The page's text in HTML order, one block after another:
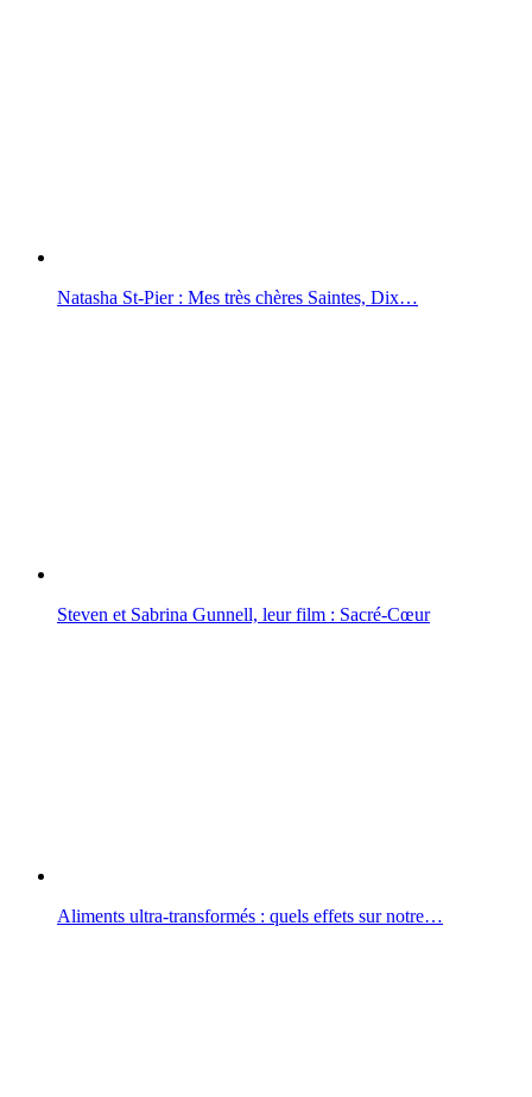
Natasha St-Pier : Mes très chères Saintes, Dix…
Steven et Sabrina Gunnell, leur film : Sacré-Cœur
Aliments ultra-transformés : quels effets sur notre…